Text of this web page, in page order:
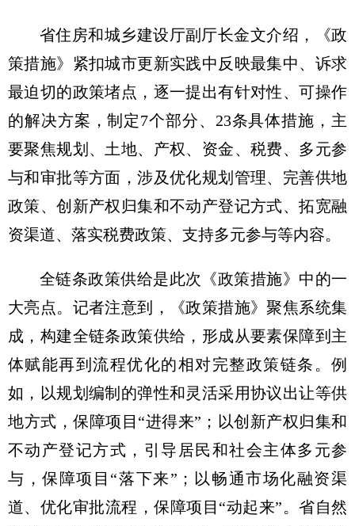
省住房和城乡建设厅副厅长金文介绍，《政
策措施》紧扣城市更新实践中反映最集中、诉求
最迫切的政策堵点，逐一提出有针对性、可操作
的解决方案，制定7个部分、23条具体措施，主
要聚焦规划、土地、产权、资金、税费、多元参
与和审批等方面，涉及优化规划管理、完善供地
政策、创新产权归集和不动产登记方式、拓宽融
资渠道、落实税费政策、支持多元参与等内容。
全链条政策供给是此次《政策措施》中的一
大亮点。记者注意到，《政策措施》聚焦系统集
成，构建全链条政策供给，形成从要素保障到主
体赋能再到流程优化的相对完整政策链条。例
如，以规划编制的弹性和灵活采用协议出让等供
地方式，保障项目“进得来”；以创新产权归集和
不动产登记方式，引导居民和社会主体多元参
与，保障项目“落下来”；以畅通市场化融资渠
道、优化审批流程，保障项目“动起来”。省自然